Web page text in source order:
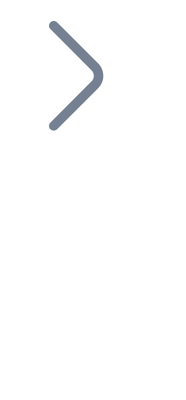
Bitnovo
dans votre entreprise et
votre écosystème.
distributeurs et
projet à notre service